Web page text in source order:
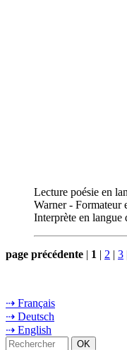
Lecture poésie en
Warner - Formateur
Interprète en langue
page précédente | 1 | 2 | 3
⇢ Français
⇢ Deutsch
⇢ English